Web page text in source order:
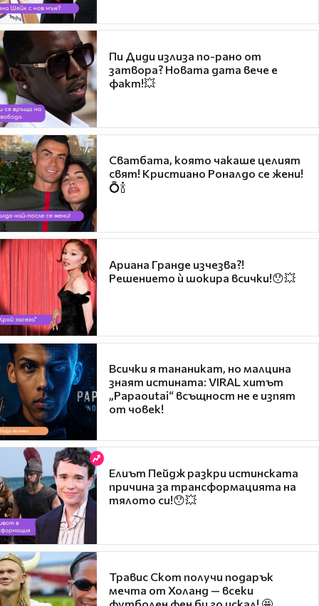
Пи Диди излиза по-рано от
затвора? Новата дата вече е
факт!💥
Сватбата, която чакаше целият
свят! Кристиано Роналдо се жени!
💍🍾
Ариана Гранде изчезва?!
Решението ѝ шокира всички!😯💥
Всички я тананикат, но малцина
знаят истината: VIRAL хитът
„Papaoutai“ всъщност не е изпят
от човек!
Елиът Пейдж разкри истинската
причина за трансформацията на
тялото си!😯💥
Травис Скот получи подарък
мечта от Холанд — всеки